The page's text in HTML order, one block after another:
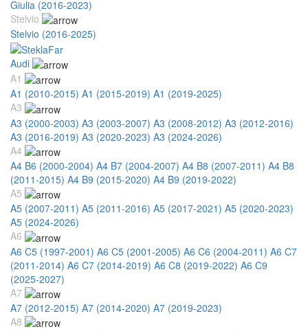
Giulia (2016-2023)
Stelvio
Stelvio (2016-2025)
Audi
A1
A1 (2010-2015) A1 (2015-2019) A1 (2019-2025)
A3
A3 (2000-2003) A3 (2003-2007) A3 (2008-2012) A3 (2012-2016)
A3 (2016-2019) A3 (2020-2023) A3 (2024-2026)
A4
A4 B6 (2000-2004) A4 B7 (2004-2007) A4 B8 (2007-2011) A4 B8
(2011-2015) A4 B9 (2015-2020) A4 B9 (2019-2022)
A5
A5 (2007-2011) A5 (2011-2016) A5 (2017-2021) A5 (2020-2023)
A5 (2024-2026)
A6
A6 C5 (1997-2001) A6 C5 (2001-2005) A6 C6 (2004-2011) A6 C7
(2011-2014) A6 C7 (2014-2019) A6 C8 (2019-2022) A6 C9
(2025-2027)
A7
A7 (2012-2015) A7 (2014-2020) A7 (2019-2023)
A8